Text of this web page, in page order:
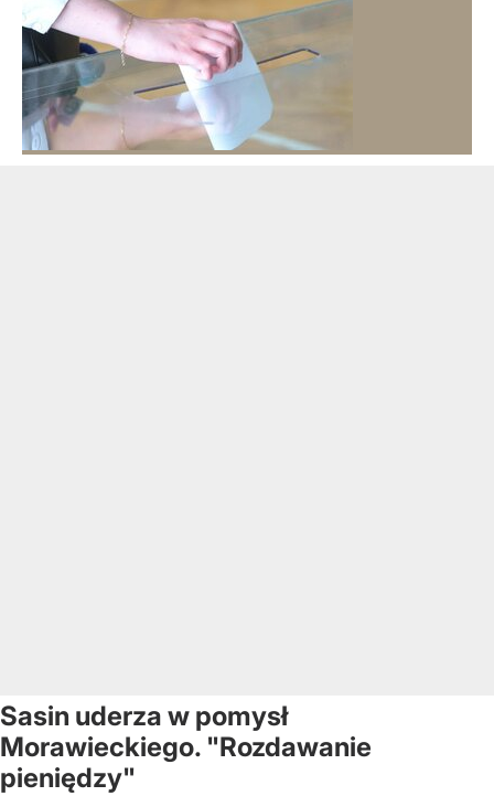
Sasin uderza w pomysł
Morawieckiego. "Rozdawanie
pieniędzy"